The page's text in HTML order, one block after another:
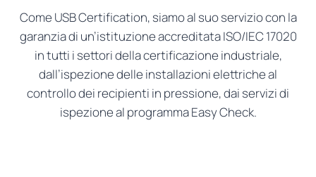
Come USB Certification, siamo al suo servizio con la
garanzia di un’istituzione accreditata ISO/IEC 17020
in tutti i settori della certificazione industriale,
dall’ispezione delle installazioni elettriche al
controllo dei recipienti in pressione, dai servizi di
ispezione al programma Easy Check.